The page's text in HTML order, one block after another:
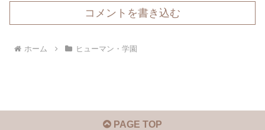
コメントを書き込む
ホーム ヒューマン・学園
PAGE TOP